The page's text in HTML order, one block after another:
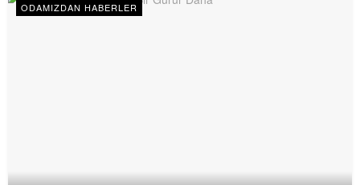
ODAMIZDAN HABERLER